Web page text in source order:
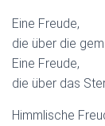
Eine Freude,
die über die
Eine Freude,
die über das
Himmlische